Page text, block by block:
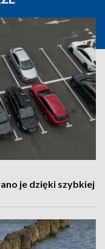
je dzięki szybkiej